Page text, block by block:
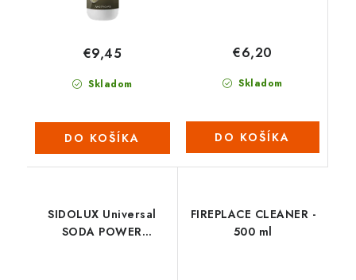
Skladom
€9,45
DO KOŠÍKA
Skladom
€6,20
DO KOŠÍKA
SIDOLUX Universal
SODA POWER
FIREPLACE CLEANER -
500 ml